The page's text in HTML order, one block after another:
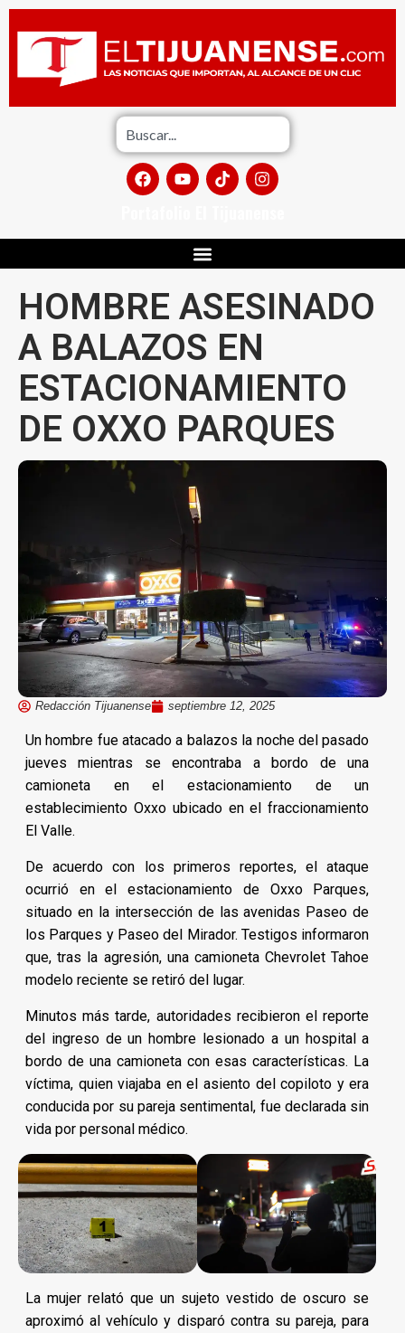
HOMBRE ASESINADO
A BALAZOS EN
ESTACIONAMIENTO
DE OXXO PARQUES
Redacción Tijuanense septiembre 12, 2025
Un hombre fue atacado a balazos la noche del pasado
jueves mientras se encontraba a bordo de una
camioneta en el estacionamiento de un
establecimiento Oxxo ubicado en el fraccionamiento
El Valle.
De acuerdo con los primeros reportes, el ataque
ocurrió en el estacionamiento de Oxxo Parques,
situado en la intersección de las avenidas Paseo de
los Parques y Paseo del Mirador. Testigos informaron
que, tras la agresión, una camioneta Chevrolet Tahoe
modelo reciente se retiró del lugar.
Minutos más tarde, autoridades recibieron el reporte
del ingreso de un hombre lesionado a un hospital a
bordo de una camioneta con esas características. La
víctima, quien viajaba en el asiento del copiloto y era
conducida por su pareja sentimental, fue declarada sin
vida por personal médico.
La mujer relató que un sujeto vestido de oscuro se
aproximó al vehículo y disparó contra su pareja, para